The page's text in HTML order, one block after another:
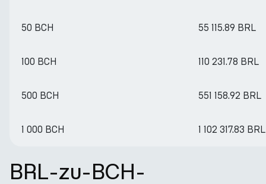
50 BCH 55 115.89 BRL
100 BCH 110 231.78 BRL
500 BCH 551 158.92 BRL
1 000 BCH 1 102 317.83 BRL
BRL-zu-BCH-